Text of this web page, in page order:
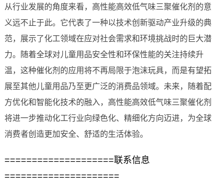
从行业发展的角度来看，高性能高效低气味三聚催化剂的意
义远不止于此。它代表了一种以技术创新驱动产业升级的典
范，展示了化工领域在应对社会需求和环境挑战时的巨大潜
力。随着全球对儿童用品安全性和环保性能的关注持续升
温，这种催化剂的应用将不再局限于泡沫玩具，而是有望拓
展至其他儿童用品乃至更广泛的消费品领域。未来，随着配
方优化和智能化技术的融入，高性能高效低气味三聚催化剂
将进一步推动化工行业向绿色化、精细化方向迈进，为全球
消费者创造更加安全、舒适的生活体验。
====================联系信息
=====================